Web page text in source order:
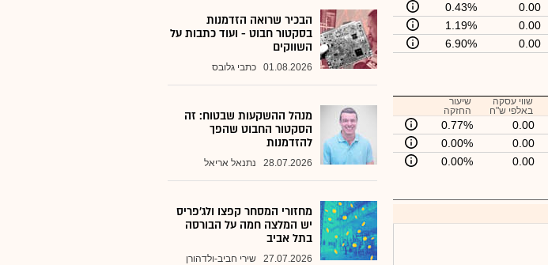
0.00
0.43%
0.00
1.19%
0.00
6.90%
שווי עסקה
באלפי ש"ח
שיעור
החזקה
0.00
0.77%
0.00
0.00%
0.00
0.00%
הבכיר שרואה הזדמנות
בסקטור חבוט - ועוד כתבות על
השווקים
01.08.2026 כתבי גלובס
מנהל ההשקעות שבטוח: זה
הסקטור החבוט שהפך
להזדמנות
28.07.2026 נתנאל אריאל
מחזורי המסחר קפצו ולג'פריס
יש המלצה חמה על הבורסה
בתל אביב
27.07.2026 שירי חביב-ולדהורן